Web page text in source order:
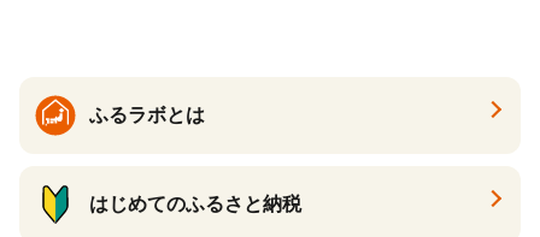
ふるラボとは
はじめてのふるさと納税